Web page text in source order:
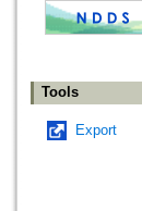
Tools
Export